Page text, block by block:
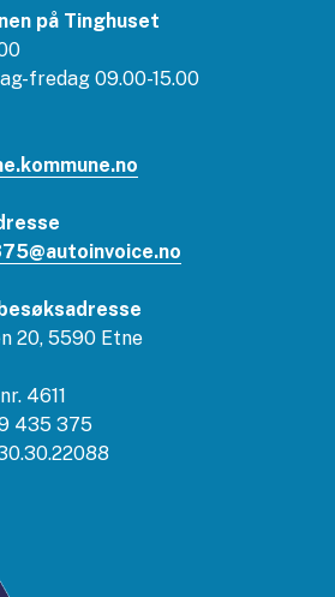
på Tinghuset
fredag 09.00-15.00
20, 5590 Etne
4611
435 375